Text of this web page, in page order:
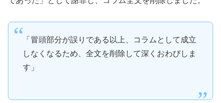
「冒頭部分が誤りである以上、コラムとして成立
しなくなるため、全文を削除して深くおわびしま
す」